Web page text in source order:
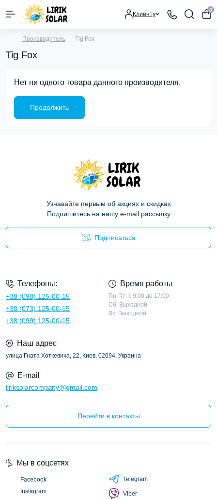
Клиенту
0
Производитель Tig Fox
Tig Fox
Нет ни одного товара данного производителя.
Продолжить
Узнавайте первым об акциях и скидках
Подпишитесь на нашу e-mail рассылку
Подписаться
Телефоны:
+38 (098) 125-00-15
+38 (073) 125-00-15
+38 (099) 125-00-15
Время работы
Пн-Пт: с 9:00 до 17:00
Сб: Выходной
Вс: Выходной
Наш адрес
улица Гната Хоткевича, 22, Киев, 02094, Украина
E-mail
liriksolarcompany@gmail.com
Перейти в контакты
Мы в соцсетях
Facebook
Instagram
Telegram
Viber